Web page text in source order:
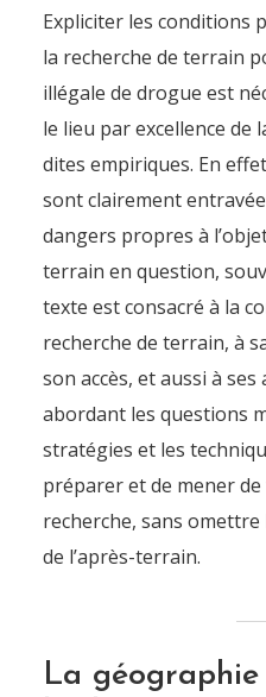
Expliciter les conditions
la recherche de terrain
illégale de drogue est
le lieu par excellence de
dites empiriques. En
sont clairement
dangers propres à
terrain en question,
texte est consacré à la
recherche de terrain, à
son accès, et aussi à
abordant les questions
stratégies et les
préparer et de mener
recherche, sans
de l’après-terrain.
La géographie